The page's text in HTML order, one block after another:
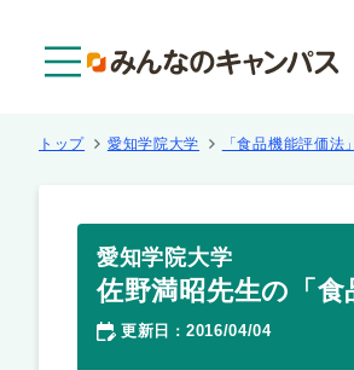
トップ 愛知学院大学 「食品機能評価法
愛知学院大学
佐野満昭先生の「
更新日 ： 2016/04/04